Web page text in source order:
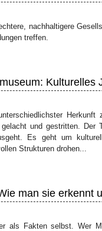
nachhaltigere
treffen.
Kulturelles
Herkunft
und gestritten. Der
Es geht um
Strukturen drohen...
man sie erkennt
als Fakten selbst. Wer